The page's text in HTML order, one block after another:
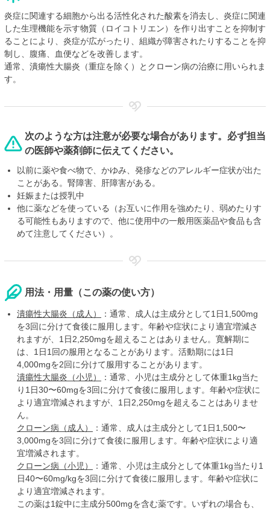
炎症に関連する細胞から出る活性化された酸素を消去し、炎症に関連
した生理機能を示す物質（ロイコトリエン）を作り出すことを抑制す
ることにより、炎症が広がったり、組織が障害されたりすることを抑
制し、腹痛、血便などを改善します。
通常、潰瘍性大腸炎（重症を除く）とクローン病の治療に用いられま
す。
次のような方は注意が必要な場合があります。必ず担当
の医師や薬剤師に伝えてください。
以前に薬や食べ物で、かゆみ、発疹などのアレルギー症状が出た
ことがある。腎障害、肝障害がある。
妊娠または授乳中
他に薬などを使っている（お互いに作用を強めたり、弱めたりす
る可能性もありますので、他に使用中の一般用医薬品や食品も含
めて注意してください）。
用法・用量（この薬の使い方）
潰瘍性大腸炎（成人）
：通常、成人は主成分として1日1,500mg
を3回に分けて食後に服用します。年齢や症状により適宜増減さ
れますが、1日2,250mgを超えることはありません。寛解期に
は、1日1回の服用となることがあります。活動期には1日
4,000mgを2回に分けて服用することがあります。
潰瘍性大腸炎（小児）
：通常、小児は主成分として体重1kg当た
り1日30〜60mgを3回に分けて食後に服用します。年齢や症状に
より適宜増減されますが、1日2,250mgを超えることはありませ
ん。
クローン病（成人）
：通常、成人は主成分として1日1,500〜
3,000mgを3回に分けて食後に服用します。年齢や症状により適
宜増減されます。
クローン病（小児）
：通常、小児は主成分として体重1kg当たり1
日40〜60mg/kgを3回に分けて食後に服用します。年齢や症状に
より適宜増減されます。
この薬は1錠中に主成分500mgを含む薬です。いずれの場合も、